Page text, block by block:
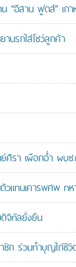
อีสาน ฟูดส์” เกา
นรกใส่โชว์ลูกค้า
ศิรา เผือกอ่ำ ผบช.
แทนเคารพศพ ท
ดิจิทัลยั่งยืน
ร่วมทำบุญไถ่ชีวิ